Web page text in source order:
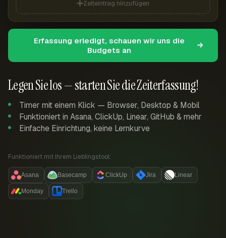
Legen Sie los — starten Sie die Zeiterfassung!
Timer mit einem Klick — Browser, Desktop & Mobil
Funktioniert in Asana, ClickUp, Linear, GitHub & mehr
Einfache Einrichtung, keine Lernkurve
Funktioniert mit Ihrem Lieblingstool:
Asana Basecamp ClickUp Jira Linear
Monday Trello
Zeiteintrag hinzufügen
Erfassung erledigt, schauen wir uns die
Budgets an